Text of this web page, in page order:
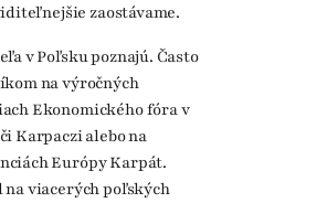
zaostávame.
v Poľsku poznajú. Často
na výročných
Ekonomického fóra v
Karpaczi alebo na
Európy Karpát.
viacerých poľských